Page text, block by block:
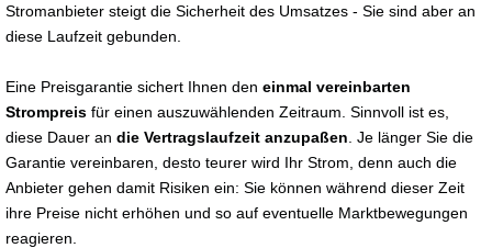
Stromanbieter steigt die Sicherheit des Umsatzes - Sie sind aber an
diese Laufzeit gebunden.
Eine Preisgarantie sichert Ihnen den einmal vereinbarten
Strompreis für einen auszuwählenden Zeitraum. Sinnvoll ist es,
diese Dauer an die Vertragslaufzeit anzupaßen . Je länger Sie die
Garantie vereinbaren, desto teurer wird Ihr Strom, denn auch die
Anbieter gehen damit Risiken ein: Sie können während dieser Zeit
ihre Preise nicht erhöhen und so auf eventuelle Marktbewegungen
reagieren.